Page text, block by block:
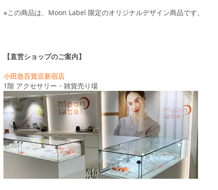
※この商品は、Moon Label 限定のオリジナルデザイン商品です。
【直営ショップのご案内】
小田急百貨店新宿店
1階 アクセサリー・雑貨売り場